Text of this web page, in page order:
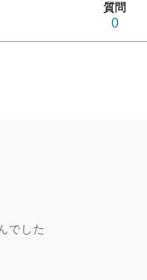
質問
0
でした